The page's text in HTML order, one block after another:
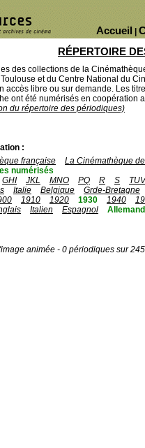
Accueil
RÉPERTOIRE
des collections de la
et du Centre National du
accès libre ou sur demande. Les
ont été numérisés en coopération
du répertoire des périodiques)
:
française La Cinémathèque
numérisés
GHI JKL MNO PQ R S
Italie Belgique Grde-Bretagne
1910 1920 1930 1940
Italien Espagnol Allemand
animée - 0 périodiques sur 245